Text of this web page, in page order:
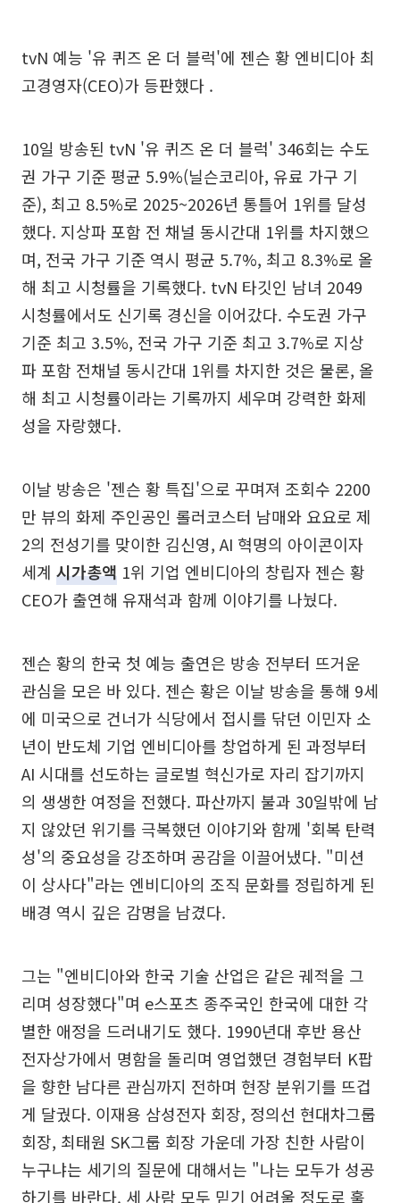
tvN 예능 '유 퀴즈 온 더 블럭'에 젠슨 황 엔비디아 최
고경영자(CEO)가 등판했다 .
10일 방송된 tvN '유 퀴즈 온 더 블럭' 346회는 수도
권 가구 기준 평균 5.9%(닐슨코리아, 유료 가구 기
준), 최고 8.5%로 2025~2026년 통틀어 1위를 달성
했다. 지상파 포함 전 채널 동시간대 1위를 차지했으
며, 전국 가구 기준 역시 평균 5.7%, 최고 8.3%로 올
해 최고 시청률을 기록했다. tvN 타깃인 남녀 2049
시청률에서도 신기록 경신을 이어갔다. 수도권 가구
기준 최고 3.5%, 전국 가구 기준 최고 3.7%로 지상
파 포함 전채널 동시간대 1위를 차지한 것은 물론, 올
해 최고 시청률이라는 기록까지 세우며 강력한 화제
성을 자랑했다.
이날 방송은 '젠슨 황 특집'으로 꾸며져 조회수 2200
만 뷰의 화제 주인공인 롤러코스터 남매와 요요로 제
2의 전성기를 맞이한 김신영, AI 혁명의 아이콘이자
세계 시가총액 1위 기업 엔비디아의 창립자 젠슨 황
CEO가 출연해 유재석과 함께 이야기를 나눴다.
젠슨 황의 한국 첫 예능 출연은 방송 전부터 뜨거운
관심을 모은 바 있다. 젠슨 황은 이날 방송을 통해 9세
에 미국으로 건너가 식당에서 접시를 닦던 이민자 소
년이 반도체 기업 엔비디아를 창업하게 된 과정부터
AI 시대를 선도하는 글로벌 혁신가로 자리 잡기까지
의 생생한 여정을 전했다. 파산까지 불과 30일밖에 남
지 않았던 위기를 극복했던 이야기와 함께 '회복 탄력
성'의 중요성을 강조하며 공감을 이끌어냈다. "미션
이 상사다"라는 엔비디아의 조직 문화를 정립하게 된
배경 역시 깊은 감명을 남겼다.
그는 "엔비디아와 한국 기술 산업은 같은 궤적을 그
리며 성장했다"며 e스포츠 종주국인 한국에 대한 각
별한 애정을 드러내기도 했다. 1990년대 후반 용산
전자상가에서 명함을 돌리며 영업했던 경험부터 K팝
을 향한 남다른 관심까지 전하며 현장 분위기를 뜨겁
게 달궜다. 이재용 삼성전자 회장, 정의선 현대차그룹
회장, 최태원 SK그룹 회장 가운데 가장 친한 사람이
누구냐는 세기의 질문에 대해서는 "나는 모두가 성공
하기를 바란다. 세 사람 모두 믿기 어려울 정도로 훌